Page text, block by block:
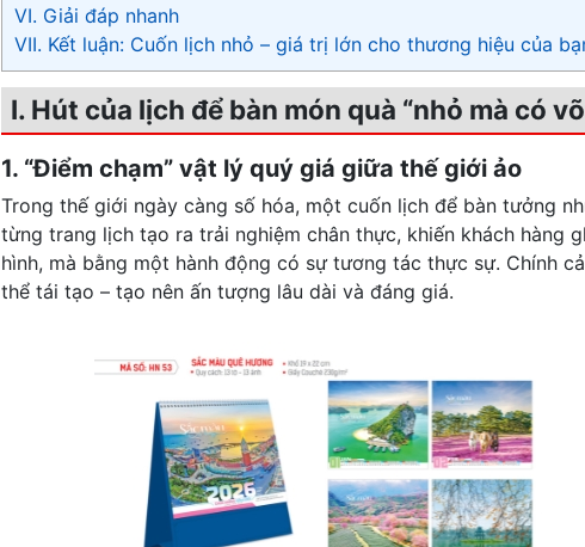
VI. Giải đáp nhanh
VII. Kết luận: Cuốn lịch nhỏ – giá trị lớn cho thương hiệu của
I. Hút của lịch để bàn món quà “nhỏ mà có
1. “Điểm chạm” vật lý quý giá giữa thế giới ảo
Trong thế giới ngày càng số hóa, một cuốn lịch để bàn tưởng
từng trang lịch tạo ra trải nghiệm chân thực, khiến khách hàng
hình, mà bằng một hành động có sự tương tác thực sự. Chính
thể tái tạo – tạo nên ấn tượng lâu dài và đáng giá.